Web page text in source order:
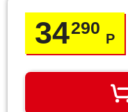
34290
Р